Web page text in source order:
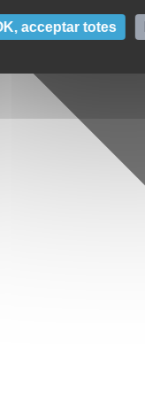
acceptar totes